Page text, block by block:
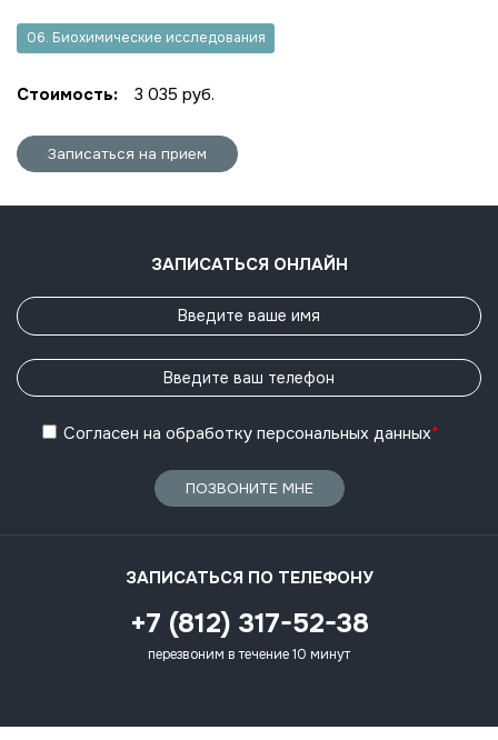
06. Биохимические исследования
Стоимость: 3 035 руб.
Записаться на прием
ЗАПИСАТЬСЯ ОНЛАЙН
Согласен на обработку персональных данных*
ПОЗВОНИТЕ МНЕ
ЗАПИСАТЬСЯ ПО ТЕЛЕФОНУ
+7 (812) 317-52-38
перезвоним в течение 10 минут